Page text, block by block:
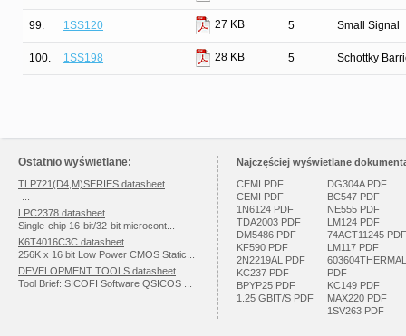
99. 1SS120 27 KB 5 Small Signal
100. 1SS198 28 KB 5 Schottky
Ostatnio wyświetlane:
TLP721(D4,M)SERIES datasheet
-...
LPC2378 datasheet
Single-chip 16-bit/32-bit microcont...
K6T4016C3C datasheet
256K x 16 bit Low Power CMOS Static...
DEVELOPMENT TOOLS datasheet
Tool Brief: SICOFI Software QSICOS ...
Najczęściej wyświetlane
CEMI PDF
CEMI PDF
1N6124 PDF
TDA2003 PDF
DM5486 PDF
KF590 PDF
2N2219AL PDF
KC237 PDF
BPYP25 PDF
1.25 GBIT/S PDF
DG304A PDF
BC547 PDF
NE555 PDF
LM124 PDF
74ACT11245 PDF
LM117 PDF
603604THERMAL
PDF
KC149 PDF
MAX220 PDF
1SV263 PDF